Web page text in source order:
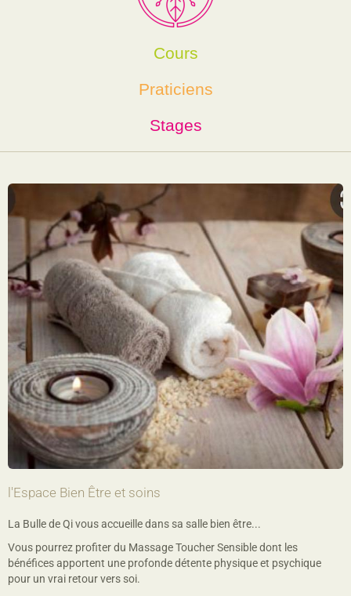
Cours
Praticiens
Stages
l'Espace Bien Être et soins
La Bulle de Qi vous accueille dans sa salle bien être...
Vous pourrez profiter du Massage Toucher Sensible dont les
bénéfices apportent une profonde détente physique et psychique
pour un vrai retour vers soi.